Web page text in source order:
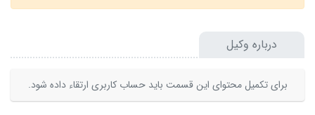
درباره وکیل
برای تکمیل محتوای این قسمت باید حساب کاربری ارتقاء داده شود.